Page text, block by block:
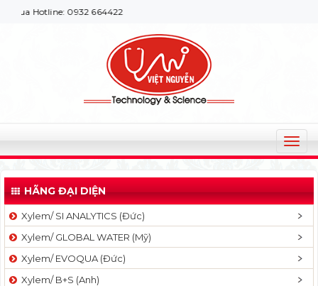
Hotline: 0932 664422
T
o
g
l
v
HÃNG ĐẠI DIỆN
Xylem/ SI ANALYTICS (Đức)
Xylem/ GLOBAL WATER (Mỹ)
Xylem/ EVOQUA (Đức)
Xylem/ B+S (Anh)